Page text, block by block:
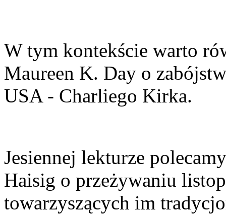
W tym kontekście warto
Maureen K. Day o
USA - Charliego Kirka.
Jesiennej lekturze
Haisig o przeżywaniu
towarzyszących im